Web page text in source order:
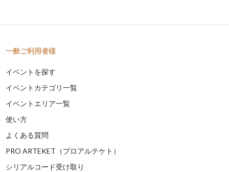
一般ご利用者様
イベントを探す
イベントカテゴリ一覧
イベントエリア一覧
使い方
よくある質問
PRO ARTEKET（プロアルテケト）
シリアルコード受け取り